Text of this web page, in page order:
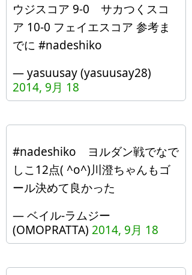
ウジスコア 9-0 サカつくスコ
ア 10-0 フェイエスコア 参考ま
でに #nadeshiko
— yasuusay (yasuusay28)
2014, 9月 18
#nadeshiko ヨルダン戦でなで
しこ12点( ^o^)川澄ちゃんもゴ
ール決めて良かった
— ベイル-ラムジー
(OMOPRATTA) 2014, 9月 18